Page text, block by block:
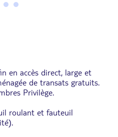
impose au
en accès direct, large et
de transats gratuits.
Privilège.
roulant et fauteuil